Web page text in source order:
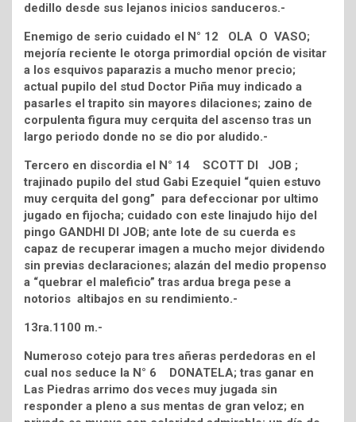
dedillo desde sus lejanos inicios sanduceros.-
Enemigo de serio cuidado el N° 12 OLA O VASO;
mejoría reciente le otorga primordial opción de visitar
a los esquivos paparazis a mucho menor precio;
actual pupilo del stud Doctor Piña muy indicado a
pasarles el trapito sin mayores dilaciones; zaino de
corpulenta figura muy cerquita del ascenso tras un
largo periodo donde no se dio por aludido.-
Tercero en discordia el N° 14 SCOTT DI JOB ;
trajinado pupilo del stud Gabi Ezequiel “quien estuvo
muy cerquita del gong” para defeccionar por ultimo
jugado en fijocha; cuidado con este linajudo hijo del
pingo GANDHI DI JOB; ante lote de su cuerda es
capaz de recuperar imagen a mucho mejor dividendo
sin previas declaraciones; alazán del medio propenso
a “quebrar el maleficio” tras ardua brega pese a
notorios altibajos en su rendimiento.-
13ra.1100 m.-
Numeroso cotejo para tres añeras perdedoras en el
cual nos seduce la N° 6 DONATELA; tras ganar en
Las Piedras arrimo dos veces muy jugada sin
responder a pleno a sus mentas de gran veloz; en